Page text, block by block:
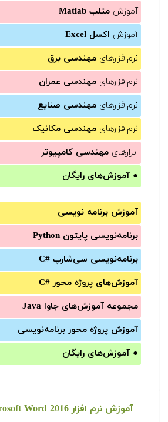
آموزش متلب Matlab
آموزش اکسل Excel
نرم‌افزارهای مهندسی برق
نرم‌افزارهای مهندسی عمران
نرم‌افزارهای مهندسی صنایع
نرم‌افزارهای مهندسی مکانیک
ابزارهای مهندسی کامپیوتر
● آموزش‌های رایگان
آموزش برنامه نویسی
برنامه‌نویسی پایتون Python
برنامه‌‌نویسی سی‌شارپ C#‎
آموزش‌های پروژه محور #C
مجموعه آموزش‌های جاوا Java
آموزش‌ پروژه محور برنامه‌نویسی
● آموزش‌های رایگان
آموزش نرم افزار Microsoft Word 2016